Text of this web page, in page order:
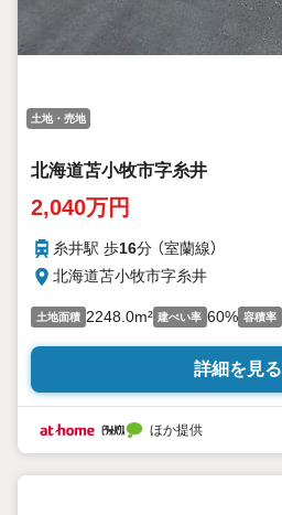
土地・売地
北海道苫小牧市字糸井
2,040万円
糸井駅 歩16分 （室蘭線）
北海道苫小牧市字糸井
土地面積 2248.0m² 建ぺい率 60% 容積率
詳細を見る
ほか提供